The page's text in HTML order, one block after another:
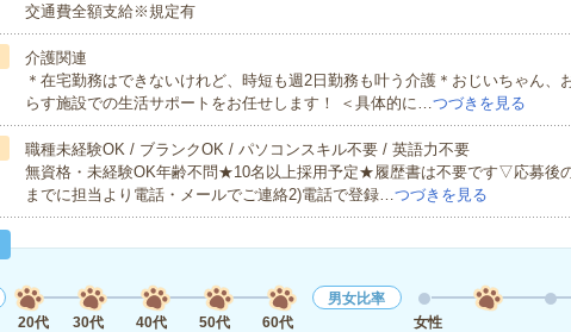
交通費全額支給※規定有
介護関連
＊在宅勤務はできないけれど、時短も週2日勤務も叶う介護＊おじいちゃん、
らす施設での生活サポートをお任せします！ ＜具体的に…つづきを見る
職種未経験OK / ブランクOK / パソコンスキル不要 / 英語力不要
無資格・未経験OK年齢不問★10名以上採用予定★履歴書は不要です▽応募後
までに担当より電話・メールでご連絡2)電話で登録…つづきを見る
20代
30代 40代 50代 60代
男女比率
女性